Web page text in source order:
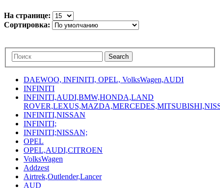
На странице:
Сортировка:
DAEWOO, INFINITI, OPEL, VolksWagen,AUDI
INFINITI
INFINITI,AUDI,BMW,HONDA,LAND
INFINITI,NISSAN
INFINITI;
INFINITI;NISSAN;
OPEL
OPEL,AUDI,CITROEN
VolksWagen
Addzest
Airtrek,Outlender,Lancer
AUD